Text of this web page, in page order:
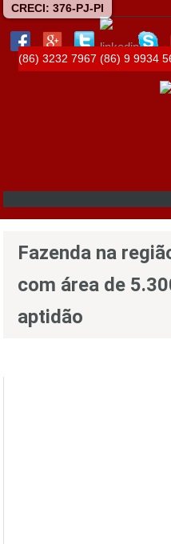
CRECI: 376-PJ-PI
(86) 3232 7967 (86) 9 9934
Fazenda na
com área de
aptidão